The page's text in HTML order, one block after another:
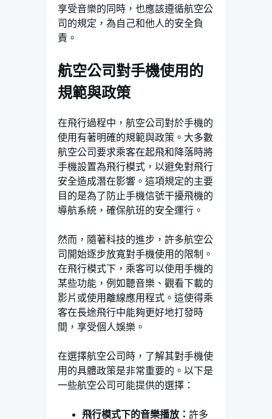
享受音樂的同時，也應該遵循航空公
司的規定，為自己和他人的安全負
責。
航空公司對手機使用的
規範與政策
在飛行過程中，航空公司對於手機的
使用有著明確的規範與政策。大多數
航空公司要求乘客在起飛和降落時將
手機設置為飛行模式，以避免對飛行
安全造成潛在影響。這項規定的主要
目的是為了防止手機信號干擾飛機的
導航系統，確保航班的安全運行。
然而，隨著科技的進步，許多航空公
司開始逐步放寬對手機使用的限制。
在飛行模式下，乘客可以使用手機的
某些功能，例如聽音樂、觀看下載的
影片或使用離線應用程式。這使得乘
客在長途飛行中能夠更好地打發時
間，享受個人娛樂。
在選擇航空公司時，了解其對手機使
用的具體政策是非常重要的。以下是
一些航空公司可能提供的選擇：
飛行模式下的音樂播放： 許多